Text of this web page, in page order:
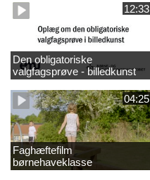
12:33
Den obligatoriske
valgfagsprøve - billedkunst
større LK
04:25
Faghæftefilm
børnehaveklasse